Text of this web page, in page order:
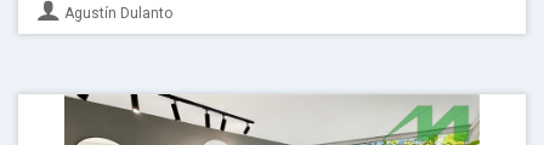
Agustín Dulanto